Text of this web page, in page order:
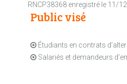
RNCP38368 enregistré le 11/
Public visé
Étudiants en contrats
Salariés et demandeurs